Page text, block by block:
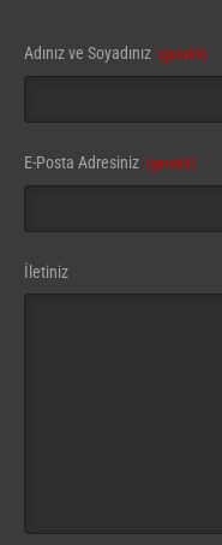
Adınız ve Soyadınız (gerekli)
E-Posta Adresiniz (gerekli)
Email (gerekli)
İletiniz